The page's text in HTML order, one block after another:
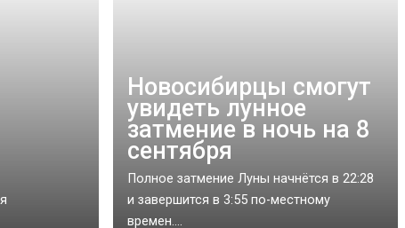
Новосибирцы смогут
увидеть лунное
затмение в ночь на 8
сентября
Полное затмение Луны начнётся в 22:28
и завершится в 3:55 по-местному
времен....